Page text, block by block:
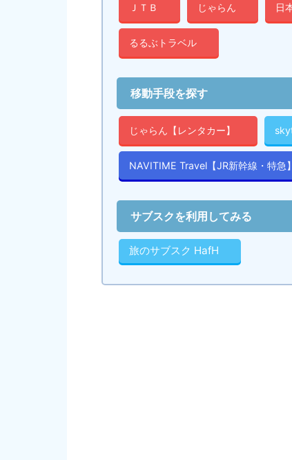
ＪＴＢ じゃらん 日
るるぶトラベル
移動手段を探す
じゃらん【レンタカー】
NAVITIME Travel【JR新幹線・特急】
サブスクを利用してみる
旅のサブスク HafH